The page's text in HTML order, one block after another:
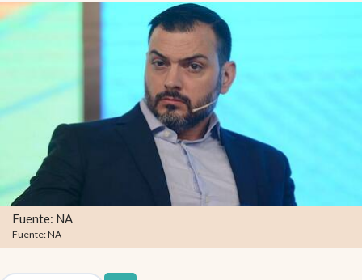
Clase
Eventos Corporativos
El Cronista Studio
Mediakit
abre en nueva pestaña
Fuente: NA
Fuente: NA